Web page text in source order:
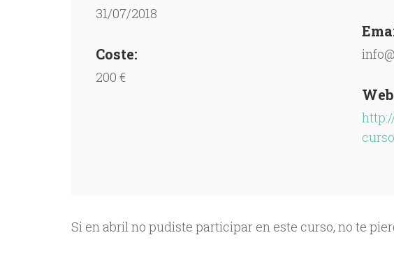
31/07/2018
Coste:
200 €
Si en abril no pudiste participar en este curso, no te